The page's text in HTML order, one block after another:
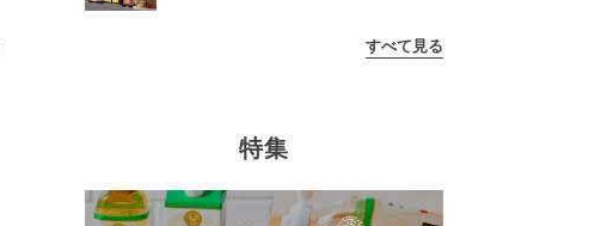
すべて見る
特集